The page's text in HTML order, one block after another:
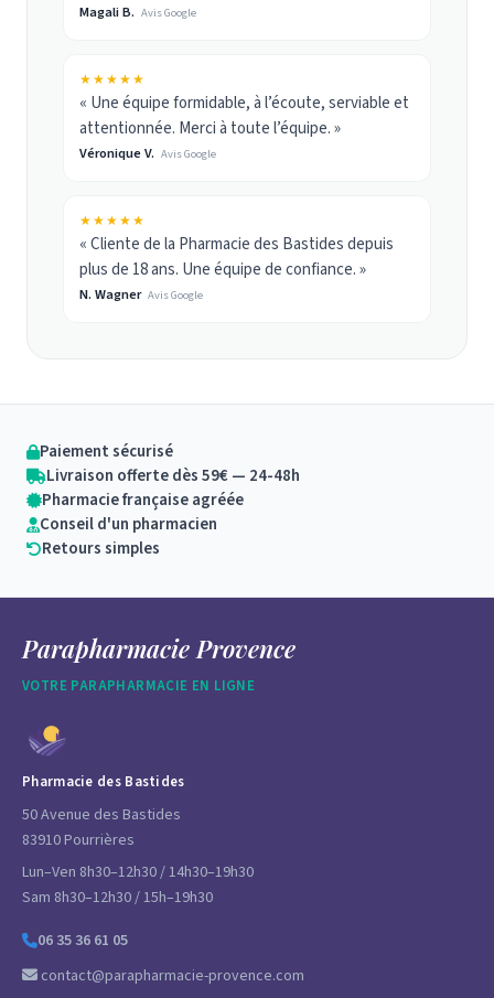
Magali B. Avis Google
★★★★★
« Une équipe formidable, à l’écoute, serviable et
attentionnée. Merci à toute l’équipe. »
Véronique V. Avis Google
★★★★★
« Cliente de la Pharmacie des Bastides depuis
plus de 18 ans. Une équipe de confiance. »
N. Wagner Avis Google
Paiement sécurisé
Livraison offerte dès 59€ — 24-48h
Pharmacie française agréée
Conseil d'un pharmacien
Retours simples
Parapharmacie Provence
VOTRE PARAPHARMACIE EN LIGNE
Pharmacie des Bastides
50 Avenue des Bastides
83910 Pourrières
Lun–Ven 8h30–12h30 / 14h30–19h30
Sam 8h30–12h30 / 15h–19h30
06 35 36 61 05
contact@parapharmacie-provence.com